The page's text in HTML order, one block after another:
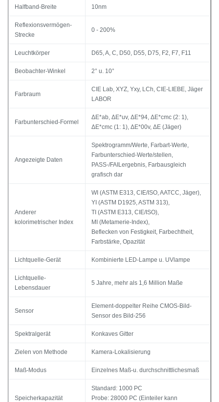
Halfband-Breite 10nm
Reflexionsvermögen-
Strecke
0 - 200%
Leuchtkörper D65, A, C, D50, D55, D75, F2, F7, F11
Beobachter-Winkel 2° u. 10°
Farbraum
CIE Lab, XYZ, Yxy, LCh, CIE-LIEBE, Jäger
LABOR
Farbunterschied-Formel
ΔE*ab, ΔE*uv, ΔE*94, ΔE*cmc (2: 1),
ΔE*cmc (1: 1), ΔE*00v, ΔE (Jäger)
Angezeigte Daten
Spektrogramm/Werte, Farbart-Werte,
Farbunterschied-Werte/stellen,
PASS-/FAILergebnis, Farbausgleich
grafisch dar
Anderer
kolorimetrischer Index
WI (ASTM E313, CIE/ISO, AATCC, Jäger),
YI (ASTM D1925, ASTM 313),
TI (ASTM E313, CIE/ISO),
MI (Metamerie-Index),
Beflecken von Festigkeit, Farbechtheit,
Farbstärke, Opazität
Lichtquelle-Gerät Kombinierte LED-Lampe u. UVlampe
Lichtquelle-
Lebensdauer
5 Jahre, mehr als 1,6 Million Maße
Sensor
Element-doppelter Reihe CMOS-Bild-
Sensor des Bild-256
Spektralgerät Konkaves Gitter
Zielen von Methode Kamera-Lokalisierung
Maß-Modus Einzelnes Maß-u. durchschnittlichesmaß
Speicherkapazität
Standard: 1000 PC
Probe: 28000 PC (Einteiler kann